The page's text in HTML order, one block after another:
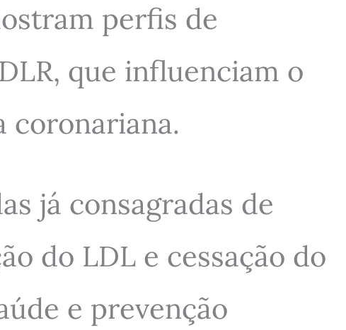
perfis de
que influenciam o
coronariana.
já consagradas de
do LDL e cessação do
e prevenção